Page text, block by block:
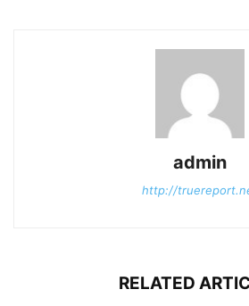
admin
http://
RELATED